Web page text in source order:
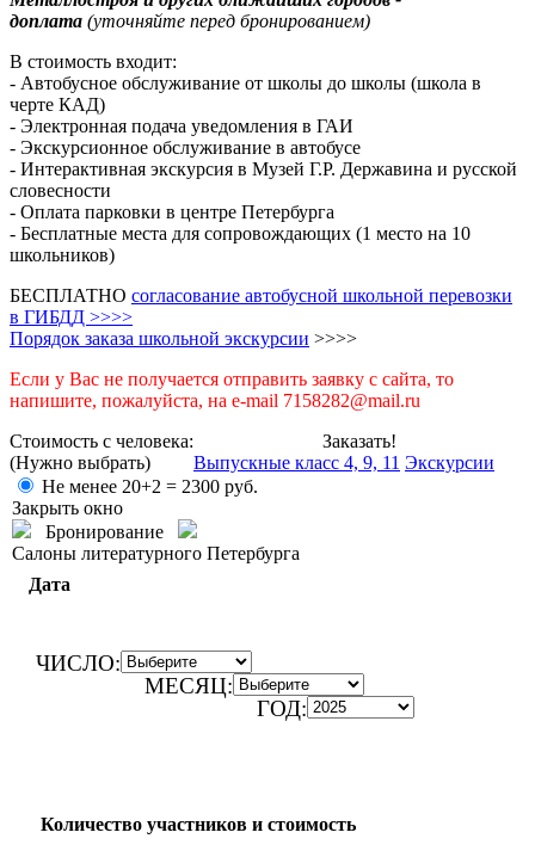
доплата (уточняйте перед бронированием)
В стоимость входит:
- Автобусное обслуживание от школы до школы (школа в
черте КАД)
- Электронная подача уведомления в ГАИ
- Экскурсионное обслуживание в автобусе
- Интерактивная экскурсия в Музей Г.Р. Державина и русской
словесности
- Оплата парковки в центре Петербурга
- Бесплатные места для сопровождающих (1 место на 10
школьников)
БЕСПЛАТНО согласование автобусной школьной перевозки
в ГИБДД >>>>
Порядок заказа школьной экскурсии >>>>
Если у Вас не получается отправить заявку с сайта, то
напишите, пожалуйста, на e-mail 7158282@mail.ru
Стоимость с человека:
(Нужно выбрать)
Не менее 20+2 = 2300 руб.
Закрыть окно
Бронирование
Салоны литературного Петербурга
Дата
ЧИСЛО:
МЕСЯЦ:
ГОД:
Количество участников и стоимость
Заказать!
Выпускные класс 4, 9, 11 Экскурсии